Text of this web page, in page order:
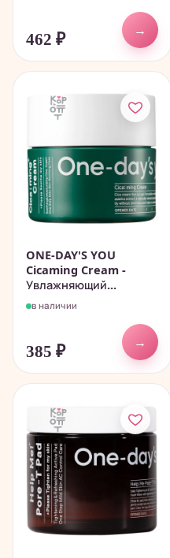
462 ₽
→
ONE-DAY'S YOU
Cicaming Cream -
Увлажняющий...
в наличии
385 ₽
→